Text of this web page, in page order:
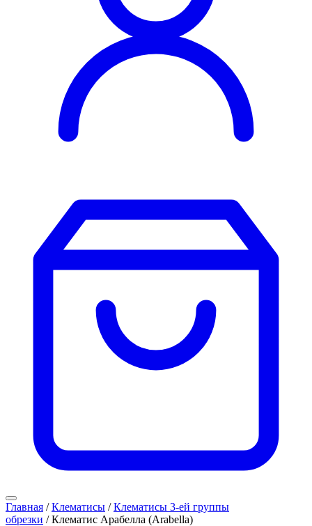
Главная /Клематисы /Клематисы 3-ей группы
обрезки / Клематис Арабелла (Arabella)